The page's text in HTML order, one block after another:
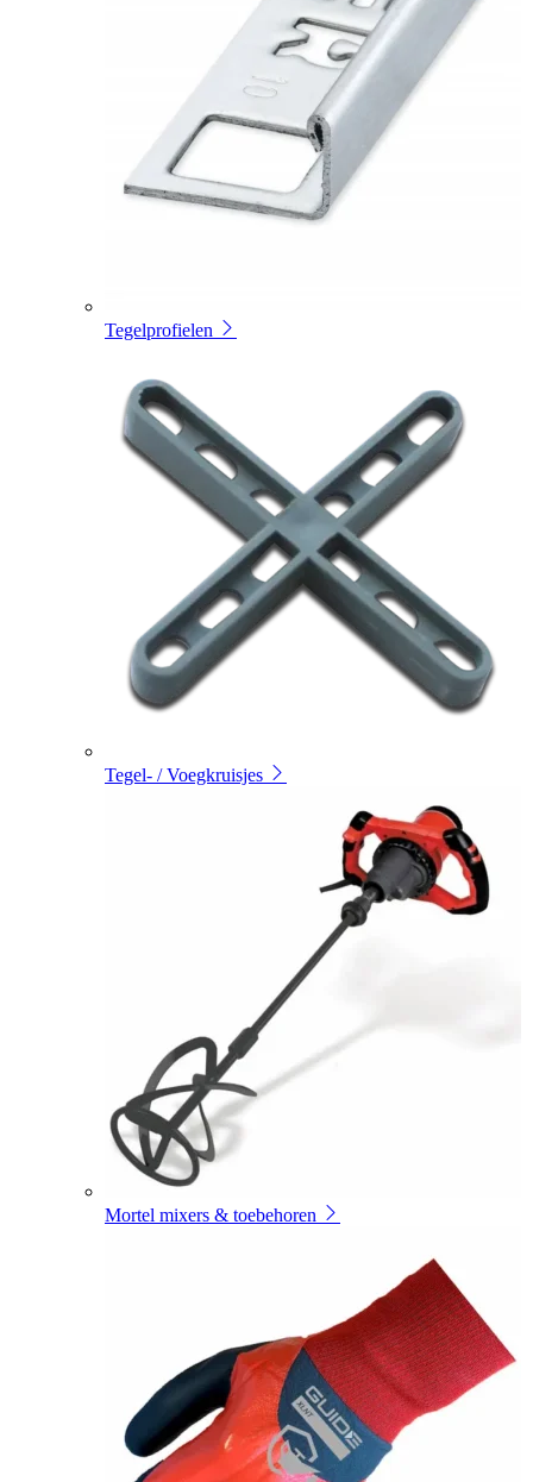
Tegelprofielen
Tegel- / Voegkruisjes
Mortel mixers & toebehoren